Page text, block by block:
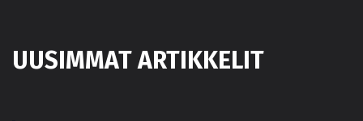
UUSIMMAT ARTIKKELIT